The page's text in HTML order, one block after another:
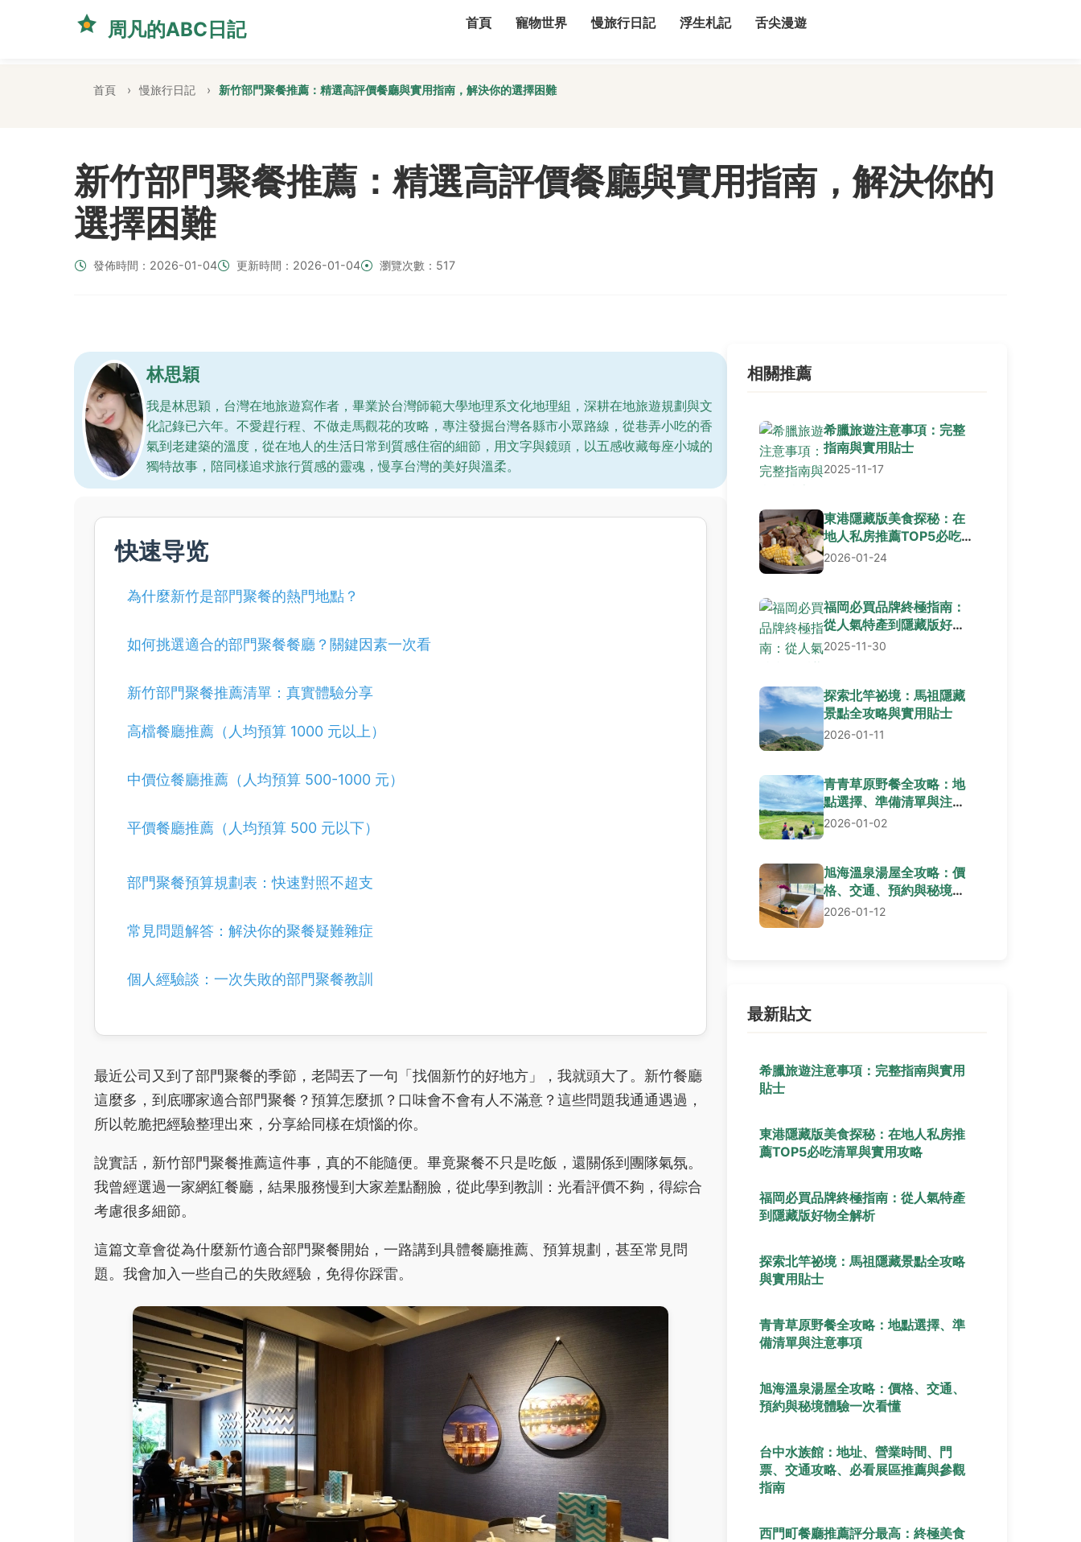
周凡的ABC日記 首頁 寵物世界 慢旅行日記 浮生札記 舌尖漫遊
首頁 慢旅行日記 新竹部門聚餐推薦：精選高評價餐廳與實用指南，解決你的選擇困難
新竹部門聚餐推薦：精選高評價餐廳與實用指南，解決你的
選擇困難
發佈時間：2026-01-04 更新時間：2026-01-04 瀏覽次數：517
林思穎
我是林思穎，台灣在地旅遊寫作者，畢業於台灣師範大學地理系文化地理組，深耕在地旅遊規劃與文
化記錄已六年。不愛趕行程、不做走馬觀花的攻略，專注發掘台灣各縣市小眾路線，從巷弄小吃的香
氣到老建築的溫度，從在地人的生活日常到質感住宿的細節，用文字與鏡頭，以五感收藏每座小城的
獨特故事，陪同樣追求旅行質感的靈魂，慢享台灣的美好與溫柔。
快速导览
為什麼新竹是部門聚餐的熱門地點？
如何挑選適合的部門聚餐餐廳？關鍵因素一次看
新竹部門聚餐推薦清單：真實體驗分享
高檔餐廳推薦（人均預算 1000 元以上）
中價位餐廳推薦（人均預算 500-1000 元）
平價餐廳推薦（人均預算 500 元以下）
部門聚餐預算規劃表：快速對照不超支
常見問題解答：解決你的聚餐疑難雜症
個人經驗談：一次失敗的部門聚餐教訓
最近公司又到了部門聚餐的季節，老闆丟了一句「找個新竹的好地方」，我就頭大了。新竹餐廳
這麼多，到底哪家適合部門聚餐？預算怎麼抓？口味會不會有人不滿意？這些問題我通通遇過，
所以乾脆把經驗整理出來，分享給同樣在煩惱的你。
說實話，新竹部門聚餐推薦這件事，真的不能隨便。畢竟聚餐不只是吃飯，還關係到團隊氣氛。
我曾經選過一家網紅餐廳，結果服務慢到大家差點翻臉，從此學到教訓：光看評價不夠，得綜合
考慮很多細節。
這篇文章會從為什麼新竹適合部門聚餐開始，一路講到具體餐廳推薦、預算規劃，甚至常見問
題。我會加入一些自己的失敗經驗，免得你踩雷。
相關推薦
希臘旅遊注意事項：完整
指南與實用貼士
2025-11-17
東港隱藏版美食探秘：在
地人私房推薦TOP5必吃清
單與實用攻略
2026-01-24
福岡必買品牌終極指南：
從人氣特產到隱藏版好物
全解析
2025-11-30
探索北竿祕境：馬祖隱藏
景點全攻略與實用貼士
2026-01-11
青青草原野餐全攻略：地
點選擇、準備清單與注意
事項
2026-01-02
旭海溫泉湯屋全攻略：價
格、交通、預約與秘境體
驗一次看懂
2026-01-12
最新貼文
希臘旅遊注意事項：完整指南與實用
貼士
東港隱藏版美食探秘：在地人私房推
薦TOP5必吃清單與實用攻略
福岡必買品牌終極指南：從人氣特產
到隱藏版好物全解析
探索北竿祕境：馬祖隱藏景點全攻略
與實用貼士
青青草原野餐全攻略：地點選擇、準
備清單與注意事項
旭海溫泉湯屋全攻略：價格、交通、
預約與秘境體驗一次看懂
台中水族館：地址、營業時間、門
票、交通攻略、必看展區推薦與參觀
指南
西門町餐廳推薦評分最高：終極美食